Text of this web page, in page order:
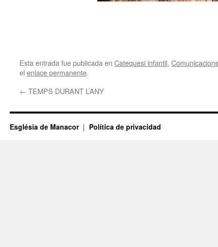
Esta entrada fue publicada en Catequesi infantil,
el enlace permanente.
← TEMPS DURANT L’ANY
Església de Manacor Política de privacidad